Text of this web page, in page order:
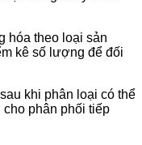
hóa theo loại sản
kê số lượng để đối
khi phân loại có thể
phân phối tiếp